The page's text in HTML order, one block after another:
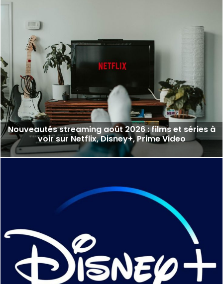
Nouveautés streaming août 2026 : films et séries à
voir sur Netflix, Disney+, Prime Video